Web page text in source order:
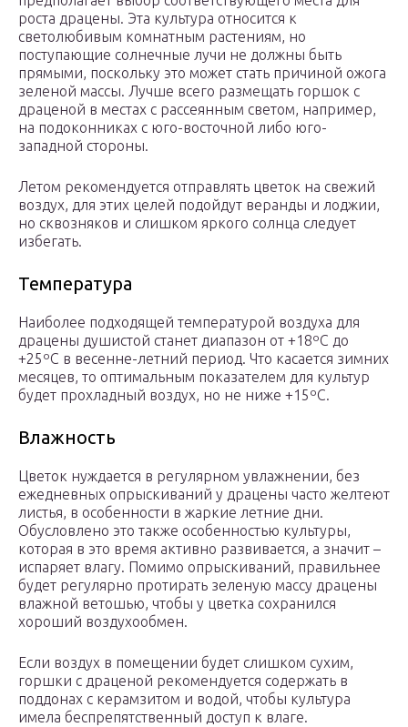
роста драцены. Эта культура относится к
светолюбивым комнатным растениям, но
поступающие солнечные лучи не должны быть
прямыми, поскольку это может стать причиной ожога
зеленой массы. Лучше всего размещать горшок с
драценой в местах с рассеянным светом, например,
на подоконниках с юго-восточной либо юго-
западной стороны.
Летом рекомендуется отправлять цветок на свежий
воздух, для этих целей подойдут веранды и лоджии,
но сквозняков и слишком яркого солнца следует
избегать.
Температура
Наиболее подходящей температурой воздуха для
драцены душистой станет диапазон от +18ºС до
+25ºС в весенне-летний период. Что касается зимних
месяцев, то оптимальным показателем для культур
будет прохладный воздух, но не ниже +15ºС.
Влажность
Цветок нуждается в регулярном увлажнении, без
ежедневных опрыскиваний у драцены часто желтеют
листья, в особенности в жаркие летние дни.
Обусловлено это также особенностью культуры,
которая в это время активно развивается, а значит –
испаряет влагу. Помимо опрыскиваний, правильнее
будет регулярно протирать зеленую массу драцены
влажной ветошью, чтобы у цветка сохранился
хороший воздухообмен.
Если воздух в помещении будет слишком сухим,
горшки с драценой рекомендуется содержать в
поддонах с керамзитом и водой, чтобы культура
имела беспрепятственный доступ к влаге.